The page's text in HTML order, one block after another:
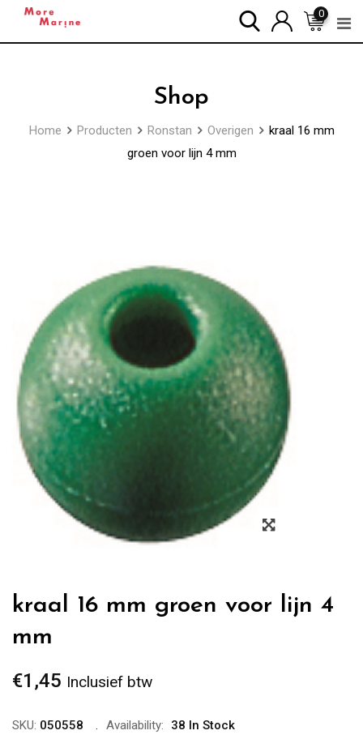
0
Shop
Home Producten Ronstan Overigen
kraal 16 mm
groen voor lijn 4 mm
Zoom
kraal 16 mm groen voor lijn 4
mm
€1,45 Inclusief btw
SKU: 050558 Availability:
38 In Stock